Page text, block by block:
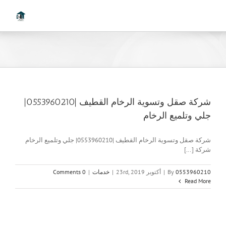
شركة صقل وتسوية الرخام القطيف |0553960210|
جلي وتلميع الرخام
شركة صقل وتسوية الرخام القطيف |0553960210| جلي وتلميع الرخام
شركة [...]
By 0553960210
| أكتوبر 23rd, 2019 | خدمات |
0 Comments
Read More